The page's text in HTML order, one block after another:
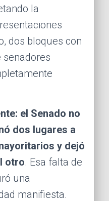
la
dos bloques con
senadores
el Senado no
dos lugares a
y dejó
otro. Esa falta de
una
manifiesta.